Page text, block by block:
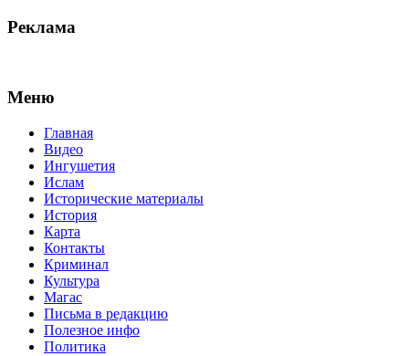
Реклама
Меню
Главная
Видео
Ингушетия
Ислам
Исторические материалы
История
Карта
Контакты
Криминал
Культура
Магас
Письма в редакцию
Полезное инфо
Политика